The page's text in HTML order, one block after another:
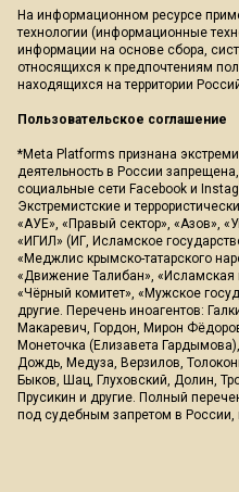
На информационном ресурсе
технологии (информационные
информации на основе сбора,
относящихся к предпочтениям
находящихся на территории
Пользовательское соглашение
*Meta Platforms признана
деятельность в России
социальные сети Facebook и
Экстремистские и
«АУЕ», «Правый сектор», «Азов»,
«ИГИЛ» (ИГ, Исламское
«Меджлис крымско-татарского
«Движение Талибан», «Исламская
«Чёрный комитет», «Мужское
другие. Перечень иноагентов:
Макаревич, Гордон, Мирон
Монеточка (Елизавета
Дождь, Медуза, Верзилов,
Быков, Шац, Глуховский, Долин,
Прусикин и другие. Полный
под судебным запретом в